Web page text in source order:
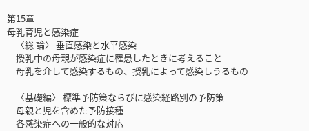
第15章
母乳育児と感染症
〈総 論〉 垂直感染と水平感染
授乳中の母親が感染症に罹患したときに考えること
母乳を介して感染するもの、授乳によって感染しうるもの
〈基礎編〉 標準予防策ならびに感染経路別の予防策
母親と児を含めた予防接種
各感染症への一般的な対応